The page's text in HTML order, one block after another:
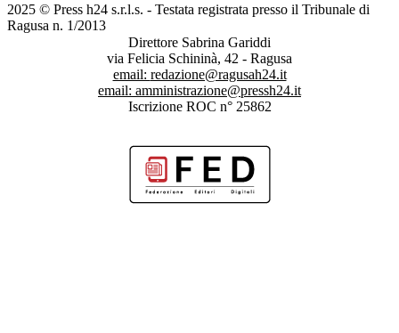
2025 © Press h24 s.r.l.s. - Testata registrata presso il Tribunale di
Ragusa n. 1/2013
Direttore Sabrina Gariddi
via Felicia Schininà, 42 - Ragusa
email: redazione@ragusah24.it
email: amministrazione@pressh24.it
Iscrizione ROC n° 25862